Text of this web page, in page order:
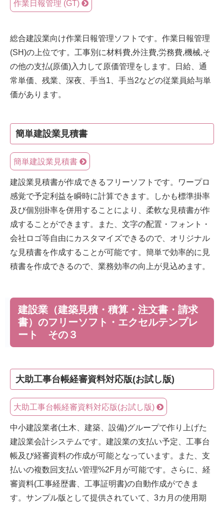
作業日報管理 (GT)
総合建設業向け作業日報管理ソフトです。作業日報管理
(SH)の上位です。工事別に材料費,外注費,労務費,機械,そ
の他の支払(原価)入力して原価管理をします。日給、通
常単価、残業、深夜、手当1、手当2などの従業員給与単
価があります。
簡単建設業見積書
簡単建設業見積書
建設業見積書が作成できるフリーソフトです。ワープロ
感覚で予定利益を瞬時に計算できます。しかも標準掛率
及び個別掛率を併用することにより、柔軟な見積書が作
成することができます。また、文字の配置・フォント・
会社ロゴ等自由にカスタマイズできるので、オリジナル
な見積書を作成することが可能です。簡単で効率的に見
積書を作成できるので、業務効率の向上が見込めます。
建設業（建築見積・積算・注文書・請求
書）のフリーソフト・エクセルテンプレ
ート その３
大助工事台帳経審資料対応版(お試し版)
大助工事台帳経審資料対応版(お試し版)
中小建設業者(土木、建築、設備)グループで作り上げた
建設業会計システムです。建設業の支払い予定、工事台
帳及び経審資料の作成が可能となっています。また、支
払いの複数回支払い管理%2F月が可能です。さらに、経
審資料(工事経歴書、工事証明書)の自動作成ができま
す。サンプル版として提供されていて、3カ月の使用期